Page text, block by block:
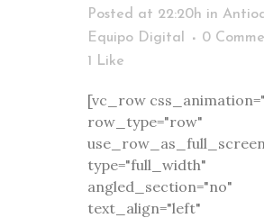
Posted at 22:20h in
Equipo Digital
0
1
Like
[vc_row
row_type="row"
type="full_width"
angled_section="no"
text_align="left"